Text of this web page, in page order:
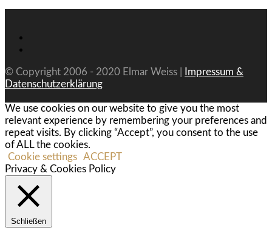
© Copyright 2006 - 2020 Elmar Weiss |
Impressum &
Datenschutzerklärung
We use cookies on our website to give you the most
relevant experience by remembering your preferences and
repeat visits. By clicking “Accept”, you consent to the use
of ALL the cookies.
Cookie settings ACCEPT
Privacy & Cookies Policy
Schließen